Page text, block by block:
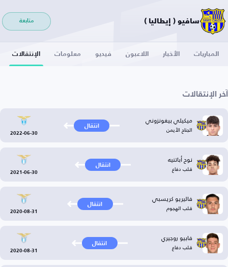
سافيو ( إيطاليا ) متابعة
المباريات الأخبار اللاعبون فيديو معلومات الإنتقالات
آخر الإنتقالات
ميكيلي بيغونزوني
الجناح الأيمن انتقال
2022-06-30
نوح أباتنيه
قلب دفاع انتقال
2021-06-30
فاليريو كريسبي
قلب الهجوم انتقال
2020-08-31
فابيو روجيري
قلب دفاع انتقال
2020-08-31